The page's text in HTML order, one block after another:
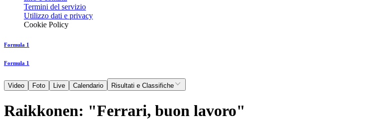
Termini del servizio
Utilizzo dati e privacy
Cookie Policy
Formula 1
Formula 1
Video Foto Live Calendario Risultati e Classifiche
Raikkonen: "Ferrari, buon lavoro"